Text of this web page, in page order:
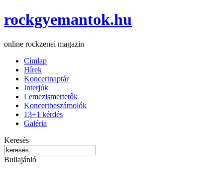
rockgyemantok.hu
online rockzenei magazin
Címlap
Hírek
Koncertnaptár
Interjúk
Lemezismertetők
Koncertbeszámolók
13+1 kérdés
Galéria
Keresés
Buliajánló